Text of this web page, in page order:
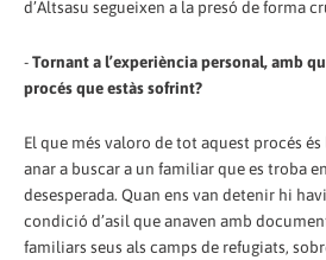
d’Altsasu segueixen a la presó de forma
-Tornant a l’experiència personal, amb
procés que estàs sofrint?
El que més valoro de tot aquest procés
anar a buscar a un familiar que es troba
desesperada. Quan ens van detenir hi
condició d’asil que anaven amb
familiars seus als camps de refugiats,